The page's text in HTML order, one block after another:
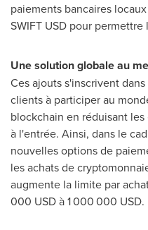
paiements bancaires
SWIFT USD pour
Une solution globale au
Ces ajouts s'inscrivent
clients à participer au
blockchain en réduisant
à l'entrée. Ainsi, dans le
nouvelles options de
les achats de
augmente la limite par
000 USD à 1 000 000 USD.